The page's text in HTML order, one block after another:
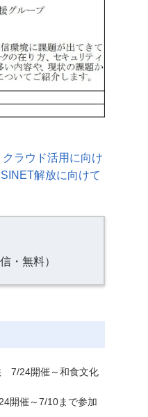
ラウド活用に向け
SINET解放に向けて
・無料）
7/24開催～和食文化
開催～7/10まで参加